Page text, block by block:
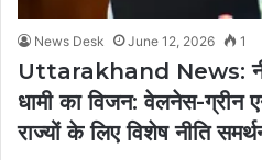
News Desk June 12, 2026 1
Uttarakhand News:
धामी का विजन: वेलनेस-ग्रीन
राज्यों के लिए विशेष नीति